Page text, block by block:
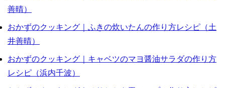
善晴）
おかずのクッキング｜ふきの炊いたんの作り方レシピ（土
井善晴）
おかずのクッキング｜キャベツのマヨ醤油サラダの作り方
レシピ（浜内千波）